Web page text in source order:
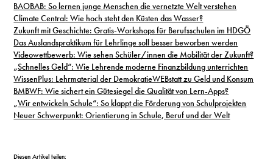
BAOBAB: So lernen junge Menschen die vernetzte Welt verstehen
Climate Central: Wie hoch steht den Küsten das Wasser?
Zukunft mit Geschichte: Gratis-Workshops für Berufsschulen im HDGÖ
Das Auslandspraktikum für Lehrlinge soll besser beworben werden
Videowettbewerb: Wie sehen Schüler/innen die Mobilität der Zukunft?
„Schnelles Geld“: Wie Lehrende moderne Finanzbildung unterrichten
WissenPlus: Lehrmaterial der DemokratieWEBstatt zu Geld und Konsum
BMBWF: Wie sichert ein Gütesiegel die Qualität von Lern-Apps?
„Wir entwickeln Schule“: So klappt die Förderung von Schulprojekten
Neuer Schwerpunkt: Orientierung in Schule, Beruf und der Welt
Diesen Artikel teilen: